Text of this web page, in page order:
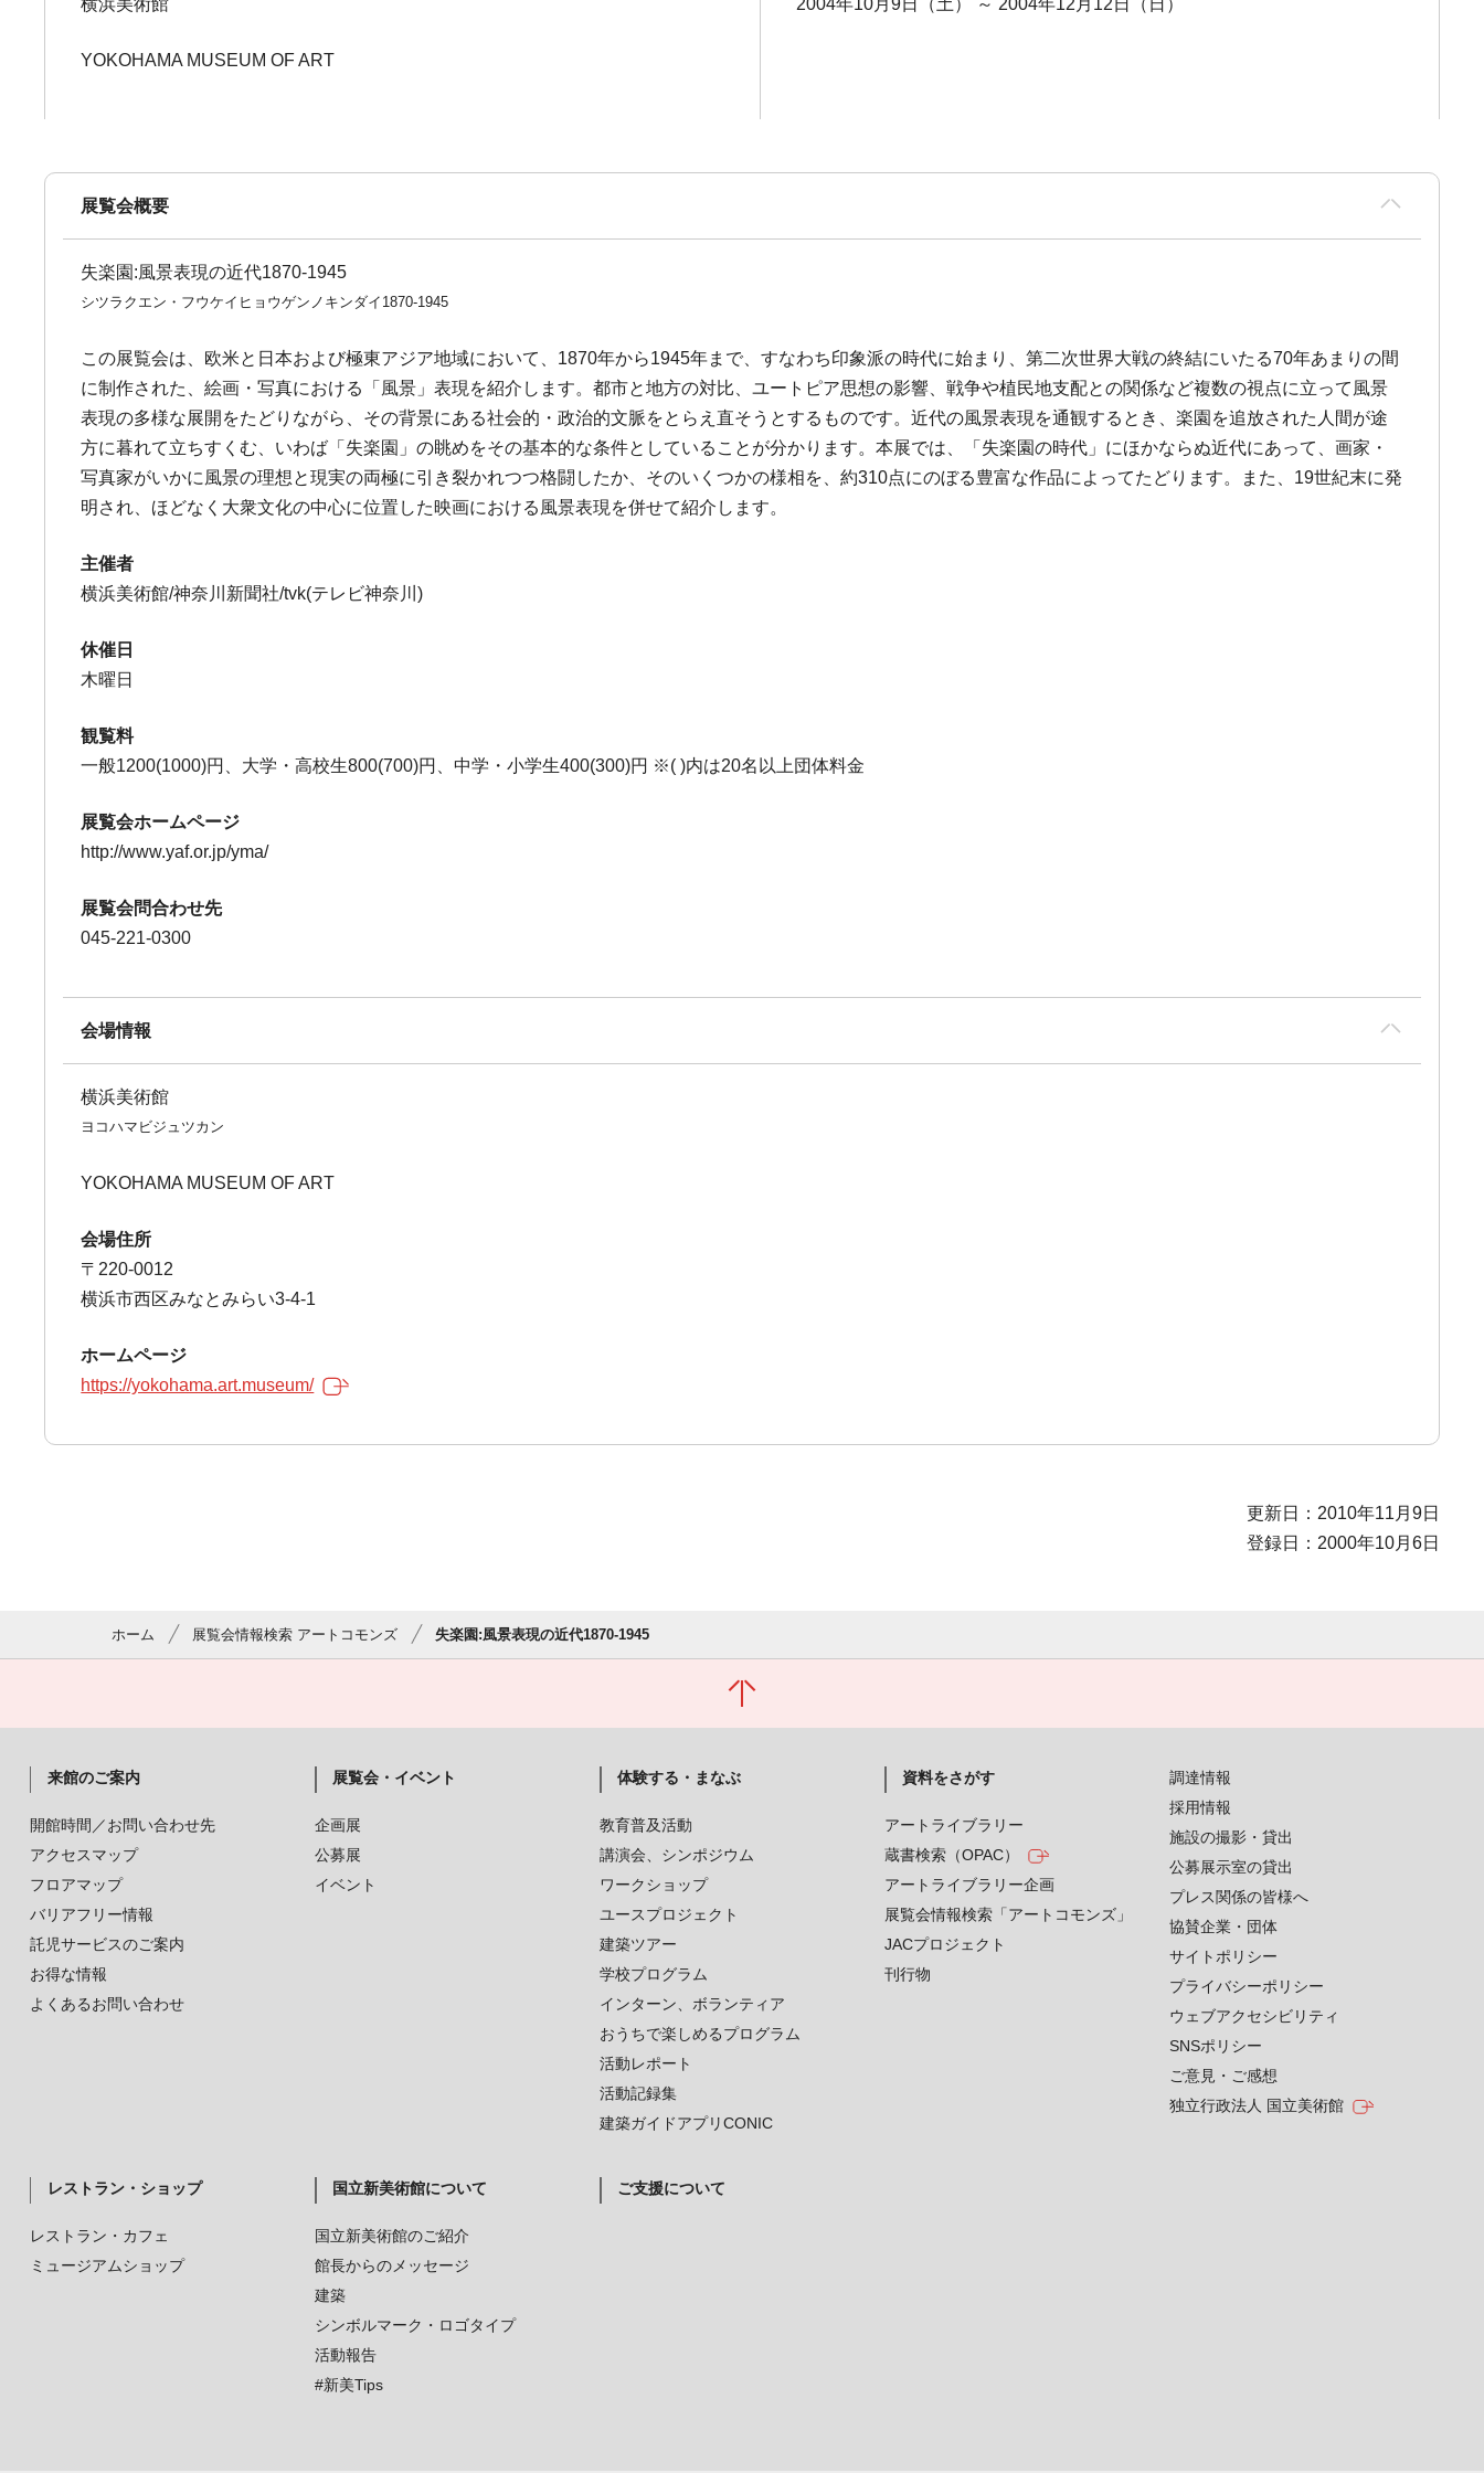
横浜美術館
YOKOHAMA MUSEUM OF ART
2004年10月9日（土） ～ 2004年12月12日（日）
展覧会概要
失楽園:風景表現の近代1870-1945
シツラクエン・フウケイヒョウゲンノキンダイ1870-1945
この展覧会は、欧米と日本および極東アジア地域において、1870年から1945年まで、すなわち印象派の時代に始まり、第二次世界大戦の終結にいたる70年あまりの間
に制作された、絵画・写真における「風景」表現を紹介します。都市と地方の対比、ユートピア思想の影響、戦争や植民地支配との関係など複数の視点に立って風景
表現の多様な展開をたどりながら、その背景にある社会的・政治的文脈をとらえ直そうとするものです。近代の風景表現を通観するとき、楽園を追放された人間が途
方に暮れて立ちすくむ、いわば「失楽園」の眺めをその基本的な条件としていることが分かります。本展では、「失楽園の時代」にほかならぬ近代にあって、画家・
写真家がいかに風景の理想と現実の両極に引き裂かれつつ格闘したか、そのいくつかの様相を、約310点にのぼる豊富な作品によってたどります。また、19世紀末に発
明され、ほどなく大衆文化の中心に位置した映画における風景表現を併せて紹介します。
主催者
横浜美術館/神奈川新聞社/tvk(テレビ神奈川)
休催日
木曜日
観覧料
一般1200(1000)円、大学・高校生800(700)円、中学・小学生400(300)円 ※( )内は20名以上団体料金
展覧会ホームページ
http://www.yaf.or.jp/yma/
展覧会問合わせ先
045-221-0300
会場情報
横浜美術館
ヨコハマビジュツカン
YOKOHAMA MUSEUM OF ART
会場住所
〒220-0012
横浜市西区みなとみらい3-4-1
ホームページ
https://yokohama.art.museum/
更新日：2010年11月9日
登録日：2000年10月6日
ホーム 展覧会情報検索 アートコモンズ 失楽園:風景表現の近代1870-1945
来館のご案内
開館時間／お問い合わせ先
アクセスマップ
フロアマップ
バリアフリー情報
託児サービスのご案内
お得な情報
よくあるお問い合わせ
展覧会・イベント
企画展
公募展
イベント
体験する・まなぶ
教育普及活動
講演会、シンポジウム
ワークショップ
ユースプロジェクト
建築ツアー
学校プログラム
インターン、ボランティア
おうちで楽しめるプログラム
活動レポート
活動記録集
建築ガイドアプリCONIC
資料をさがす
アートライブラリー
蔵書検索（OPAC）
アートライブラリー企画
展覧会情報検索「アートコモンズ」
JACプロジェクト
刊行物
レストラン・ショップ
レストラン・カフェ
ミュージアムショップ
国立新美術館について
国立新美術館のご紹介
館長からのメッセージ
建築
シンボルマーク・ロゴタイプ
活動報告
#新美Tips
ご支援について
調達情報
採用情報
施設の撮影・貸出
公募展示室の貸出
プレス関係の皆様へ
協賛企業・団体
サイトポリシー
プライバシーポリシー
ウェブアクセシビリティ
SNSポリシー
ご意見・ご感想
独立行政法人 国立美術館